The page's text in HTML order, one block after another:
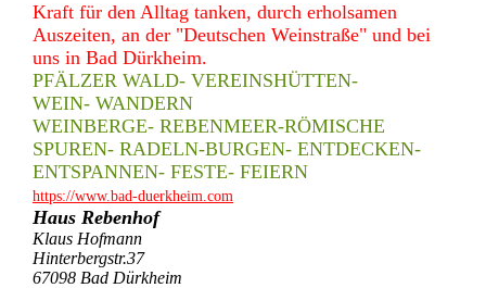
Kraft für den Alltag tanken, durch erholsamen
Auszeiten, an der "Deutschen Weinstraße" und bei
uns in Bad Dürkheim.
PFÄLZER WALD- VEREINSHÜTTEN-
WEIN- WANDERN
WEINBERGE- REBENMEER-RÖMISCHE
SPUREN- RADELN-BURGEN- ENTDECKEN-
ENTSPANNEN- FESTE- FEIERN
https://www.bad-duerkheim.com
Haus Rebenhof
Klaus Hofmann
Hinterbergstr.37
67098 Bad Dürkheim